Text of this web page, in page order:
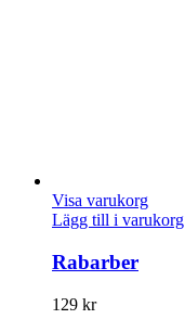
Visa varukorg
Lägg till i varukorg
Rabarber
129 kr